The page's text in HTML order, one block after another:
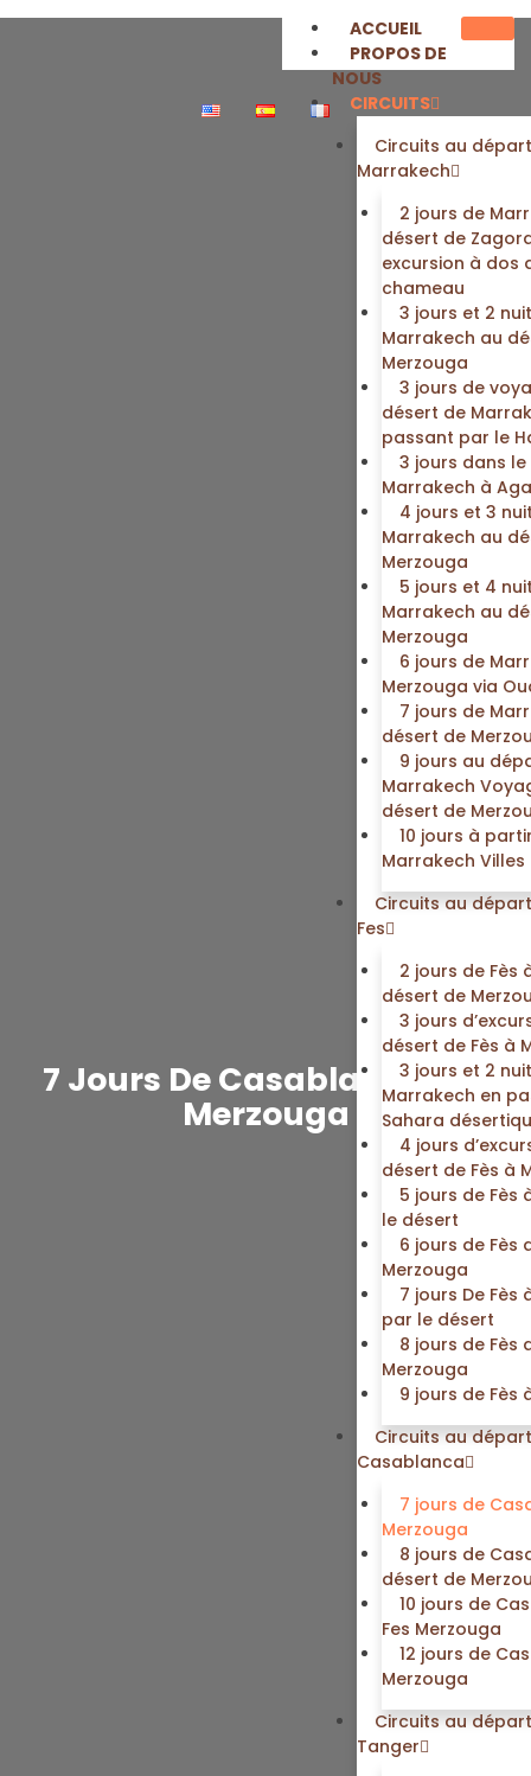
ACCUEIL
PROPOS DE
NOUS
CIRCUITS
Circuits au
Marrakech
2 jours de
désert de
excursion à dos
chameau
3 jours et 2
Marrakech au
Merzouga
3 jours de
désert de
passant par le
3 jours dans
Marrakech à
4 jours et 3
Marrakech au
Merzouga
5 jours et 4
Marrakech au
Merzouga
6 jours de
Merzouga via
7 jours de
désert de
9 jours au
Marrakech
désert de
10 jours à
Marrakech
Circuits au
Fes
2 jours de Fès
désert de
3 jours
désert de Fès à
3 jours et 2
Marrakech en
Sahara
4 jours
désert de Fès à
5 jours de Fès
le désert
6 jours de Fès
Merzouga
7 jours De Fès
par le désert
8 jours de Fès
Merzouga
9 jours de Fès
Circuits au
Casablanca
7 jours de
Merzouga
8 jours de
désert de
10 jours de
Fes Merzouga
12 jours de
Merzouga
Circuits au
Tanger
7 Jours De Casablanca Fès
Merzouga